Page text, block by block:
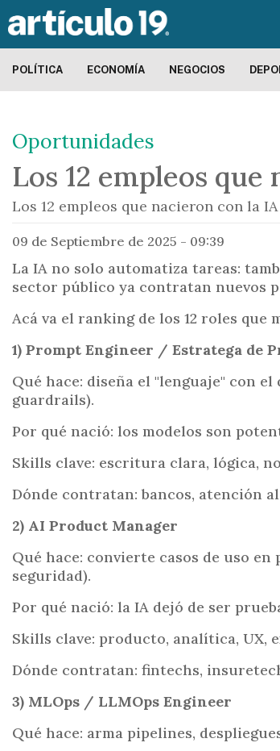
POLÍTICA ECONOMÍA NEGOCIOS
Oportunidades
Los 12 empleos
Los 12 empleos que nacieron con la
09 de Septiembre de 2025 - 09:39
La IA no solo automatiza tareas:
sector público ya contratan nuevos
Acá va el ranking de los 12 roles
1) Prompt Engineer / Estratega de
Qué hace: diseña el "lenguaje" con
guardrails).
Por qué nació: los modelos son
Skills clave: escritura clara, lógica,
Dónde contratan: bancos, atención
2) AI Product Manager
Qué hace: convierte casos de uso
seguridad).
Por qué nació: la IA dejó de ser
Skills clave: producto, analítica, UX,
Dónde contratan: fintechs,
3) MLOps / LLMOps Engineer
Qué hace: arma pipelines,